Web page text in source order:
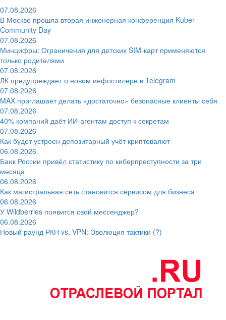
07.08.2026
В Москве прошла вторая инженерная конференция Kuber
Community Day
07.08.2026
Минцифры: Ограничения для детских SIM-карт применяются
только родителями
07.08.2026
ЛК предупреждает о новом инфостилере в Telegram
07.08.2026
MAX приглашает делать «достаточно» безопасные клиенты себя
07.08.2026
40% компаний даёт ИИ‑агентам доступ к секретам
07.08.2026
Как будет устроен депозитарный учёт криптовалют
06.08.2026
Банк России привёл статистику по киберпреступности за три
месяца
06.08.2026
Как магистральная сеть становится сервисом для бизнеса
06.08.2026
У Wildberries появится свой мессенджер?
06.08.2026
Новый раунд РКН vs. VPN: Эволюция тактики (?)